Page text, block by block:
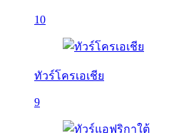
10
ทัวร์โครเอเชีย
9